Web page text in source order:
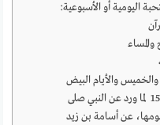
اليومية أو الأسبوعية:
والمساء
والخميس والأيام البيض
من كل شهر وهي 13 و14 و15 لما ورد عن النبي صلى
عن أسامة بن زيد